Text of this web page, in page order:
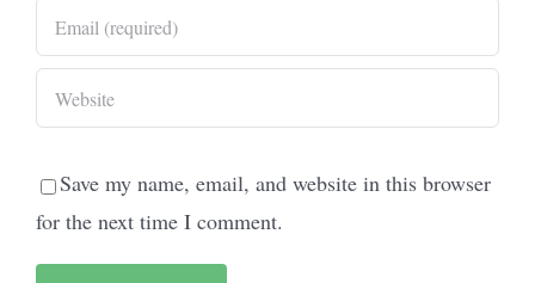
Save my name, email, and website in this browser
for the next time I comment.